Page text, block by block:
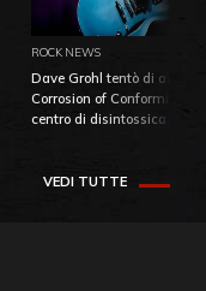
ROCK NEWS
Dave Grohl tentò di
Corrosion of Conformity
centro di
VEDI TUTTE